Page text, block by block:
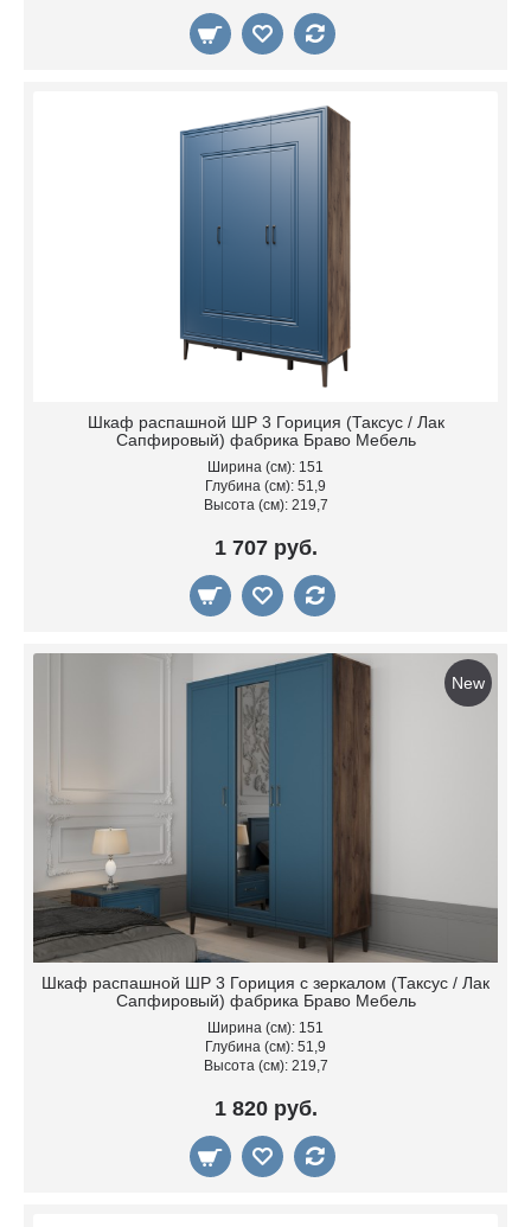
Шкаф распашной ШР 3 Гориция (Таксус / Лак
Сапфировый) фабрика Браво Мебель
Ширина (см): 151
Глубина (см): 51,9
Высота (см): 219,7
1 707 руб.
New
Шкаф распашной ШР 3 Гориция с зеркалом (Таксус / Лак
Сапфировый) фабрика Браво Мебель
Ширина (см): 151
Глубина (см): 51,9
Высота (см): 219,7
1 820 руб.